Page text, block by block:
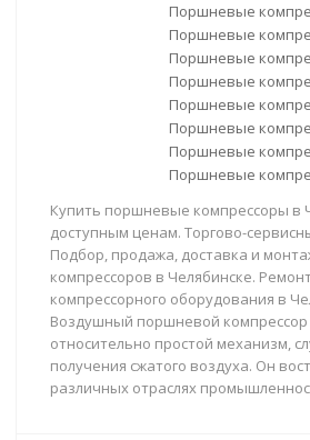
Поршневые
Поршневые
Поршневые
Поршневые
Поршневые
Поршневые
Поршневые
Поршневые
Купить поршневые компрессоры в
доступным ценам. Торгово-
Подбор, продажа, доставка и
компрессоров в Челябинске.
компрессорного оборудования в
Воздушный поршневой
относительно простой механизм,
получения сжатого воздуха. Он
различных отраслях